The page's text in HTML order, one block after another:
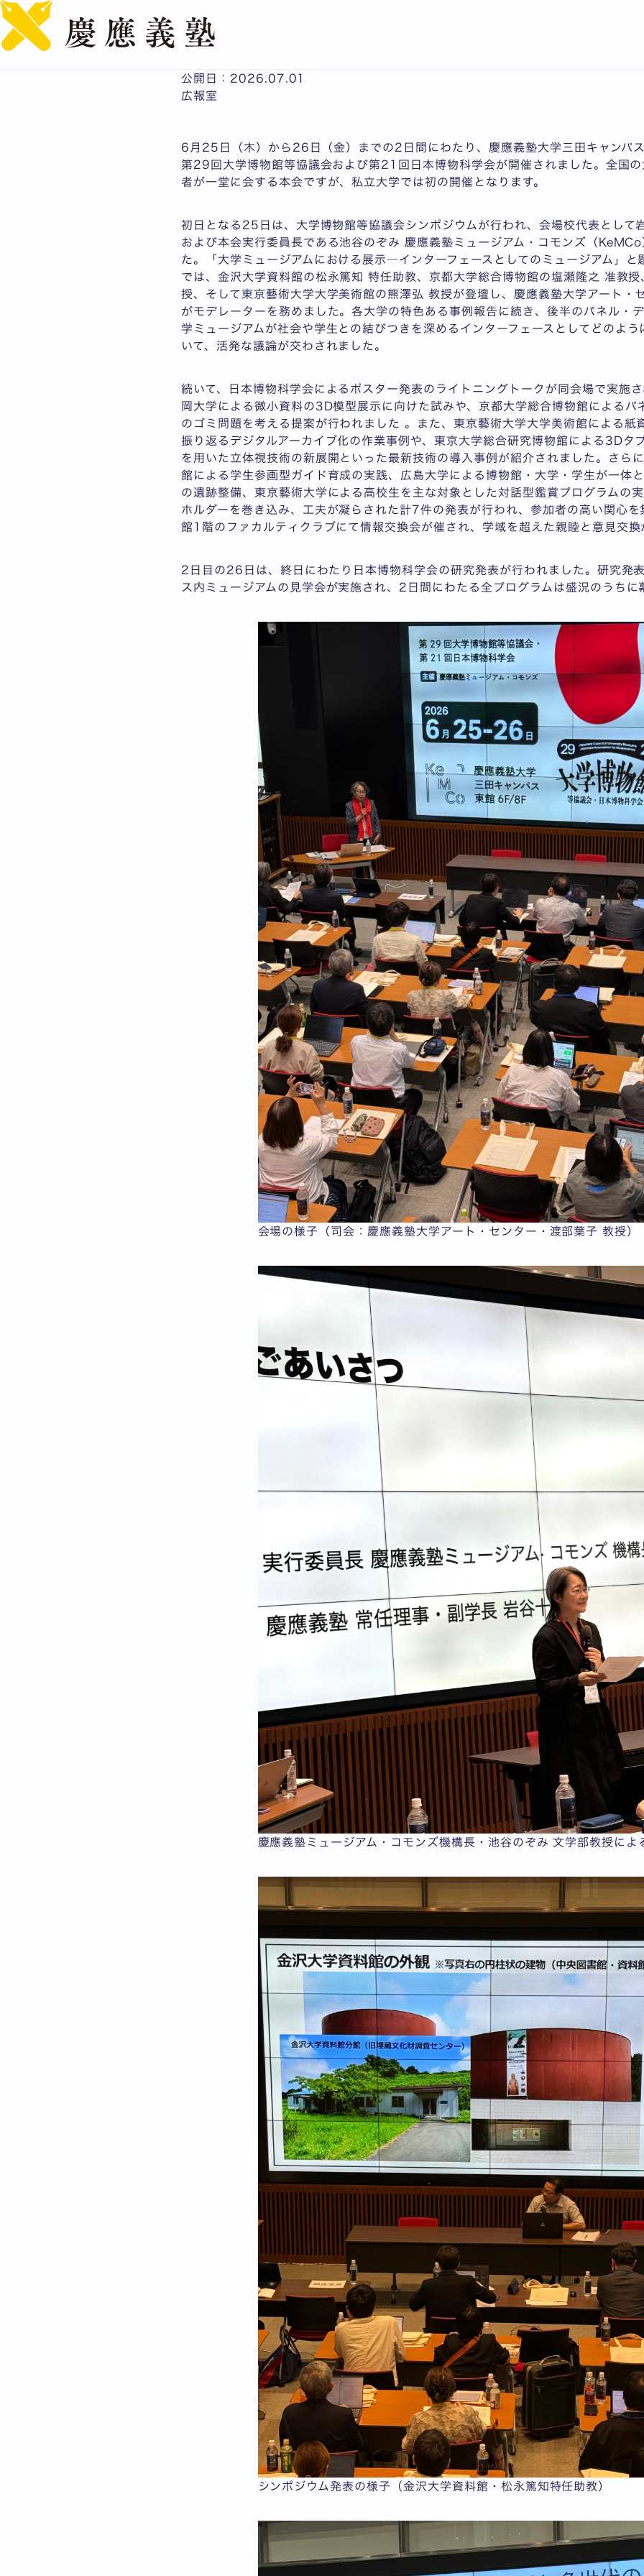
全国の大学博物館関係者、研究者が交流を深める－第29回大学博物館等協議会・
公開日：2026.07.01
広報室
6月25日（木）から26日（金）までの2日間にわたり、慶應義塾大学三田キャンパ
第29回大学博物館等協議会および第21回日本博物科学会が開催されました。全国
者が一堂に会する本会ですが、私立大学では初の開催となります。
初日となる25日は、大学博物館等協議会シンポジウムが行われ、会場校代表として
および本会実行委員長である池谷のぞみ 慶應義塾ミュージアム・コモンズ（
た。「大学ミュージアムにおける展示―インターフェースとしてのミュージアム」と
では、金沢大学資料館の松永篤知 特任助教、京都大学総合博物館の塩瀬隆之 准教
授、そして東京藝術大学大学美術館の熊澤弘 教授が登壇し、慶應義塾大学アート・
がモデレーターを務めました。各大学の特色ある事例報告に続き、後半のパネル・
学ミュージアムが社会や学生との結びつきを深めるインターフェースとしてどのよ
いて、活発な議論が交わされました。
続いて、日本博物科学会によるポスター発表のライトニングトークが同会場で実施
岡大学による微小資料の3D模型展示に向けた試みや、京都大学総合博物館によるパ
のゴミ問題を考える提案が行われました 。また、東京藝術大学大学美術館による
振り返るデジタルアーカイブ化の作業事例や、東京大学総合研究博物館による3Dタ
を用いた立体視技術の新展開といった最新技術の導入事例が紹介されました。さら
館による学生参画型ガイド育成の実践、広島大学による博物館・大学・学生が一体
の遺跡整備、東京藝術大学による高校生を主な対象とした対話型鑑賞プログラムの
ホルダーを巻き込み、工夫が凝らされた計7件の発表が行われ、参加者の高い関心
館1階のファカルティクラブにて情報交換会が催され、学域を超えた親睦と意見交
2日目の26日は、終日にわたり日本博物科学会の研究発表が行われました。研究発
ス内ミュージアムの見学会が実施され、2日間にわたる全プログラムは盛況のうちに
会場の様子（司会：慶應義塾大学アート・センター・渡部葉子 教授）
慶應義塾ミュージアム・コモンズ機構長・池谷のぞみ 文学部教授によ
シンポジウム発表の様子（金沢大学資料館・松永篤知特任助教）